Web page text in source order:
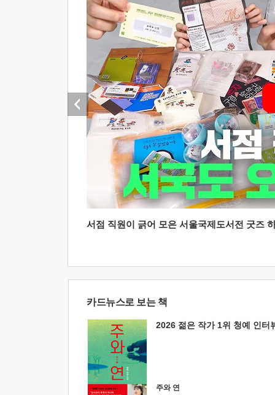
서점 직원이 긁어 모은 서울국제도서전 굿즈
카드뉴스로 보는 책
2026 젊은 작가 1위 청예 인터
주와 연